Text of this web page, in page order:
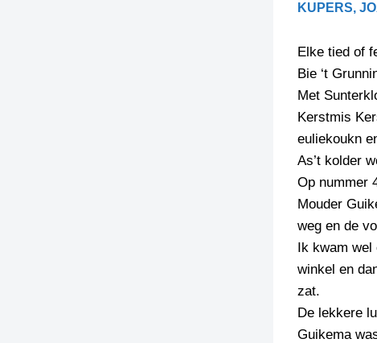
LIMERICKS
STRIPS
TIEDSCHRIFT
KREUZE
LEGENDEN
RECEPTEN
SPREUKEN
VEURDRACHTEN
SCHRIEFREGELSKUPERS,
Elke tied of
Bie ‘t
Met
Kerstmis
euliekoukn
As’t kolder
Op nummer
Mouder
weg en de
Ik kwam wel
winkel en
zat.
De lekkere
Guikema